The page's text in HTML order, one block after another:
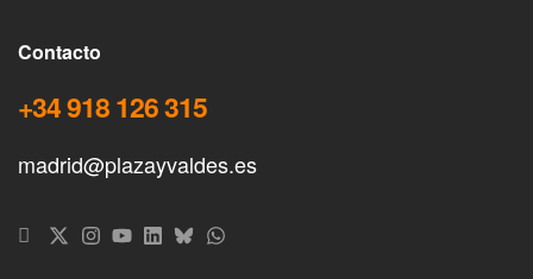
Contacto
+34 918 126 315
madrid@plazayvaldes.es